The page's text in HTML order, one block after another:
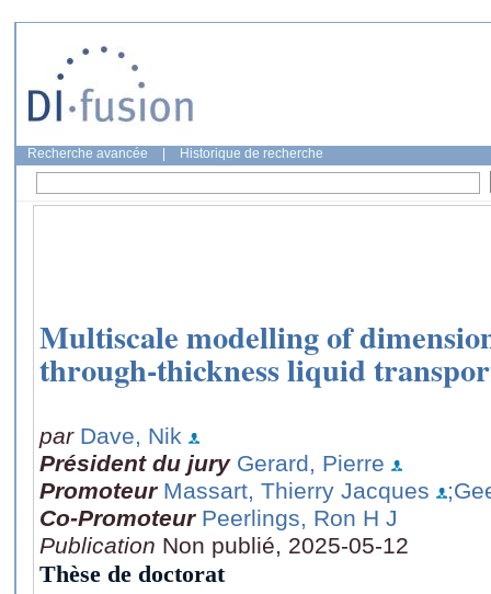
Recherche avancée Historique de recherche
Multiscale modelling of
through-thickness liquid
par Dave, Nik
Président du jury Gerard, Pierre
Promoteur Massart, Thierry Jacques
Co-Promoteur Peerlings, Ron H J
Publication Non publié, 2025-05-12
Thèse de doctorat